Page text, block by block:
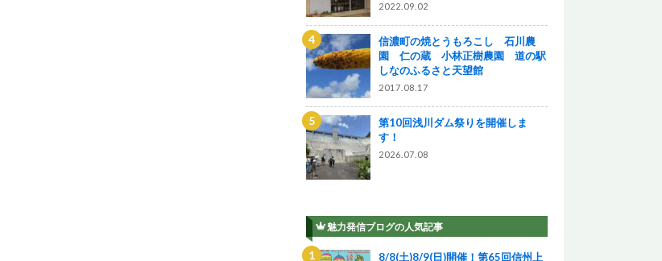
2022.09.02
信濃町の焼とうもろこし 石川農
園 仁の蔵 小林正樹農園 道の駅
しなのふるさと天望館
2017.08.17
第10回浅川ダム祭りを開催しま
す！
2026.07.08
魅力発信ブログの人気記事
8/8(土)8/9(日)開催！第65回信州上